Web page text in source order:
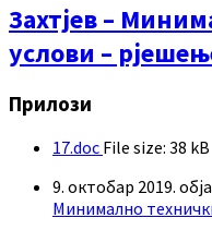
Захтјев –
услови –
Прилози
17.doc File size: 38 kB
9. октобар 2019.
Минимално